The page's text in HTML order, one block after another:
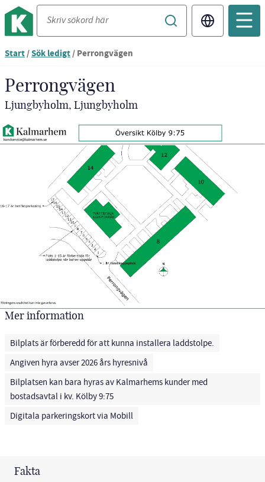
Translate
Start/Sök ledigt/Perrongvägen
Perrongvägen
Ljungbyholm, Ljungbyholm
Mer information
Bilplats är förberedd för att kunna installera laddstolpe.
Angiven hyra avser 2026 års hyresnivå
Bilplatsen kan bara hyras av Kalmarhems kunder med
bostadsavtal i kv. Kölby 9:75
Digitala parkeringskort via Mobill
Fakta